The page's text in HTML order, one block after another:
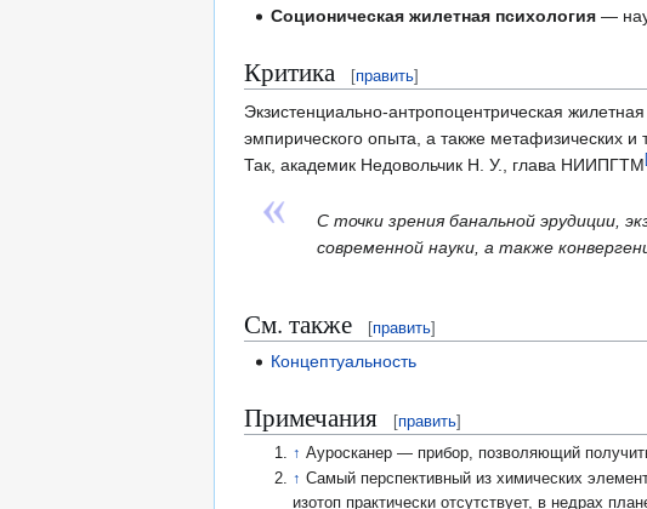
Соционическая жилетная психология —
Критика [править]
Экзистенциально-антропоцентрическая
эмпирического опыта, а также метафизических
Так, академик Недовольчик Н. У., глава НИИПГТМ[
С точки зрения банальной эрудиции,
современной науки, а также
См. также [править]
Концептуальность
Примечания [править]
↑ Ауросканер — прибор, позволяющий
↑ Самый перспективный из химических
изотоп практически отсутствует, в недрах